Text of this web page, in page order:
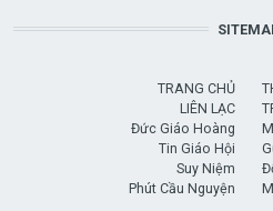
TRANG CHỦ
LIÊN LẠC
Đức Giáo Hoàng
Tin Giáo Hội
Suy Niệm
Phút Cầu Nguyện